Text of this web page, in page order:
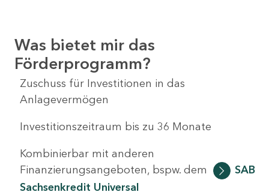
Was bietet mir das
Förderprogramm?
Zuschuss für Investitionen in das
Anlagevermögen
Investitionszeitraum bis zu 36 Monate
Kombinierbar mit anderen
Finanzierungsangeboten, bspw. dem
SAB
Sachsenkredit Universal